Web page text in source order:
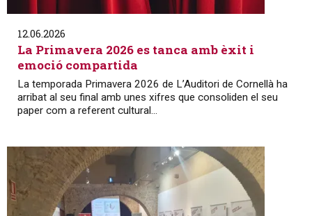
12.06.2026
La Primavera 2026 es tanca amb èxit i
emoció compartida
La temporada Primavera 2026 de L’Auditori de Cornellà ha
arribat al seu final amb unes xifres que consoliden el seu
paper com a referent cultural...